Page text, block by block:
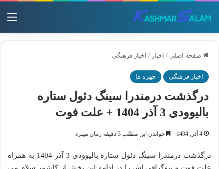
صفحه اصلی / اخبار / اخبار فرهنگی
اخبار فرهنگی چهره ها
درگذشت درمندرا سینگ دئول ستاره
بالیوودی 3 آذر 1404 + علت فوت
4 آذر, 1404 خواندن این مطلب 3 دقیقه زمان میبرد
درگذشت درمندرا سینگ دئول ستاره بالیوودی 3 آذر 1404 به همراه